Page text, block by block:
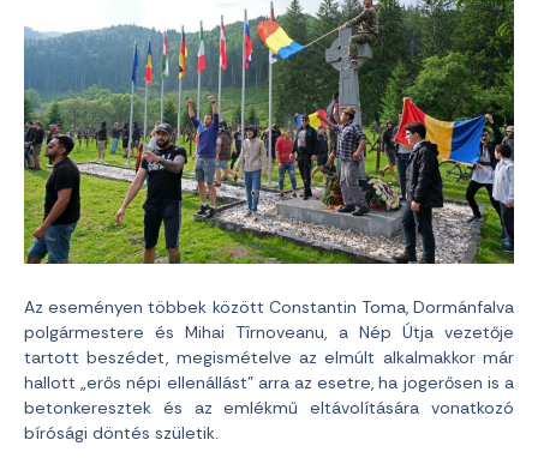
Az eseményen többek között Constantin Toma, Dormánfalva
polgármestere és Mihai Tîrnoveanu, a Nép Útja vezetője
tartott beszédet, megismételve az elmúlt alkalmakkor már
hallott „erős népi ellenállást” arra az esetre, ha jogerősen is a
betonkeresztek és az emlékmű eltávolítására vonatkozó
bírósági döntés születik.